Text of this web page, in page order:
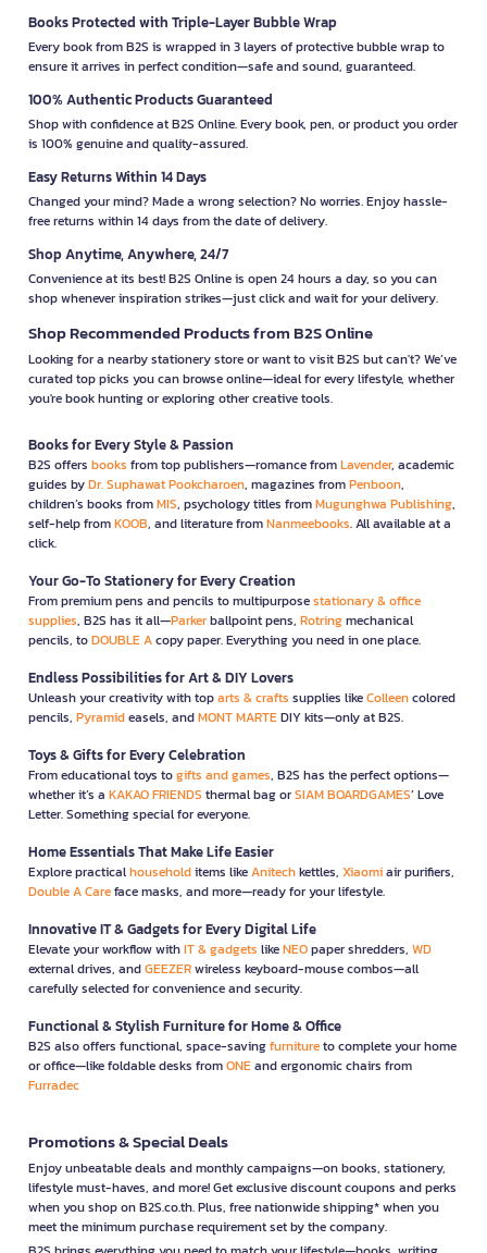
Books Protected with Triple-Layer Bubble Wrap
Every book from B2S is wrapped in 3 layers of protective bubble wrap to
ensure it arrives in perfect condition—safe and sound, guaranteed.
100% Authentic Products Guaranteed
Shop with confidence at B2S Online. Every book, pen, or product you order
is 100% genuine and quality-assured.
Easy Returns Within 14 Days
Changed your mind? Made a wrong selection? No worries. Enjoy hassle-
free returns within 14 days from the date of delivery.
Shop Anytime, Anywhere, 24/7
Convenience at its best! B2S Online is open 24 hours a day, so you can
shop whenever inspiration strikes—just click and wait for your delivery.
Shop Recommended Products from B2S Online
Looking for a nearby stationery store or want to visit B2S but can't? We’ve
curated top picks you can browse online—ideal for every lifestyle, whether
you're book hunting or exploring other creative tools.
Books for Every Style & Passion
B2S offers books from top publishers—romance fromLavender, academic
guides byDr. Suphawat Pookcharoen, magazines fromPenboon,
children’s books fromMIS, psychology titles fromMugunghwa Publishing,
self-help fromKOOB, and literature fromNanmeebooks. All available at a
click.
Your Go-To Stationery for Every Creation
From premium pens and pencils to multipurposestationary & office
supplies, B2S has it all—Parkerballpoint pens, Rotringmechanical
pencils, toDOUBLE Acopy paper. Everything you need in one place.
Endless Possibilities for Art & DIY Lovers
Unleash your creativity with toparts & crafts supplies likeColleencolored
pencils, Pyramideasels, andMONT MARTEDIY kits—only at B2S.
Toys & Gifts for Every Celebration
From educational toys togifts and games, B2S has the perfect options—
whether it’s a KAKAO FRIENDS thermal bag orSIAM BOARDGAMES’ Love
Letter. Something special for everyone.
Home Essentials That Make Life Easier
Explore practicalhouseholditems likeAnitechkettles, Xiaomiair purifiers,
Double A Careface masks, and more—ready for your lifestyle.
Innovative IT & Gadgets for Every Digital Life
Elevate your workflow withIT & gadgets likeNEOpaper shredders, WD
external drives, andGEEZERwireless keyboard-mouse combos—all
carefully selected for convenience and security.
Functional & Stylish Furniture for Home & Office
B2S also offers functional, space-savingfurnitureto complete your home
or office—like foldable desks fromONEand ergonomic chairs from
Furradec
Promotions & Special Deals
Enjoy unbeatable deals and monthly campaigns—on books, stationery,
lifestyle must-haves, and more! Get exclusive discount coupons and perks
when you shop on B2S.co.th. Plus, free nationwide shipping* when you
meet the minimum purchase requirement set by the company.